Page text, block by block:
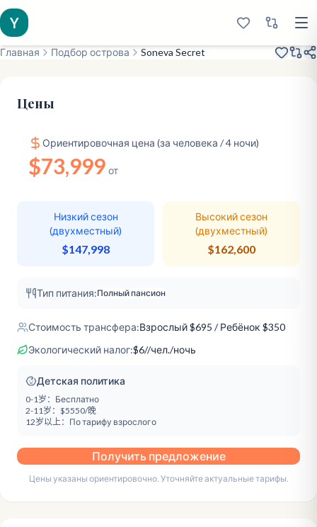
Y
Главная Подбор острова Soneva Secret
Цены
Ориентировочная цена (за человека / 4 ночи)
$73,999 от
Низкий сезон
(двухместный)
$147,998
Высокий сезон
(двухместный)
$162,600
Тип питания:Полный пансион
Стоимость трансфера:Взрослый$695 / Ребёнок $350
Экологический налог:$6//чел./ночь
Детская политика
0-1岁： Бесплатно
2-11岁： $5550/晚
12岁以上： По тарифу взрослого
Получить предложение
Цены указаны ориентировочно. Уточняйте актуальные тарифы.